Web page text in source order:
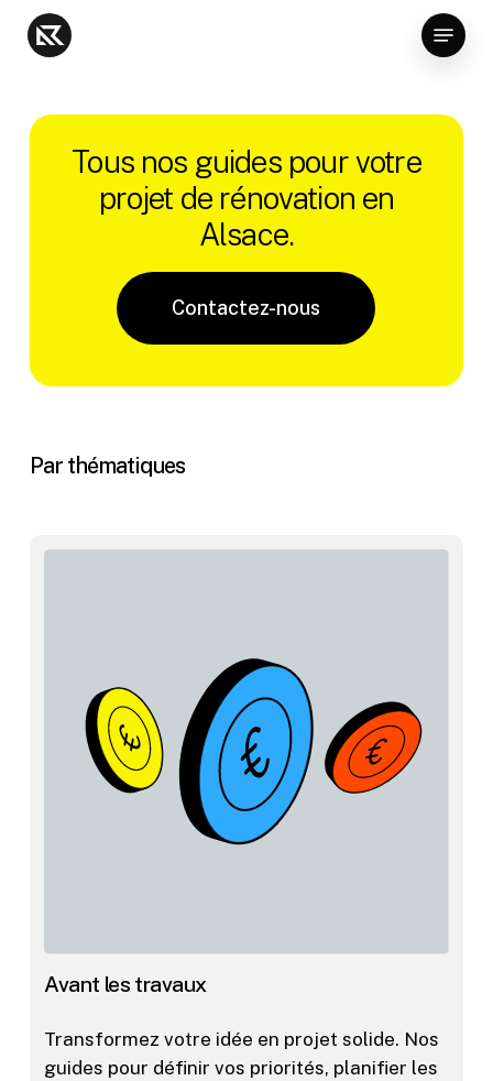
Skip
Menu
Tous nos guides pour votre
projet de rénovation en
Alsace.
Contactez-nous
Par thématiques
Avant les travaux
Transformez votre idée en projet solide. Nos
guides pour définir vos priorités, planifier les